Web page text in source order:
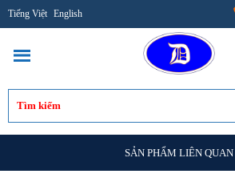
Tiếng Việt English
SẢN PHẨM LIÊN QUAN